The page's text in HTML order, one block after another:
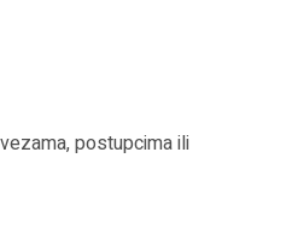
postupcima ili